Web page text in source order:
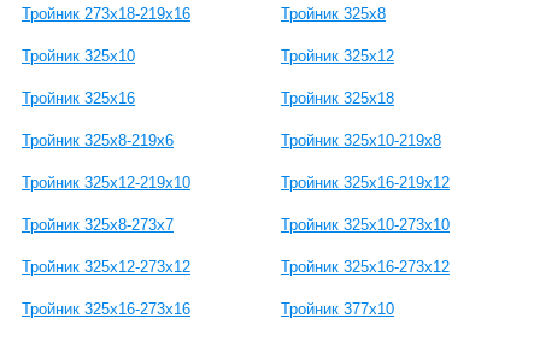
Тройник 273х18-219х16 Тройник 325х8
Тройник 325х10 Тройник 325х12
Тройник 325х16 Тройник 325х18
Тройник 325х8-219х6 Тройник 325х10-219х8
Тройник 325х12-219х10 Тройник 325х16-219х12
Тройник 325х8-273х7 Тройник 325х10-273х10
Тройник 325х12-273х12 Тройник 325х16-273х12
Тройник 325х16-273х16 Тройник 377х10